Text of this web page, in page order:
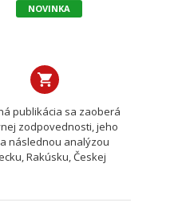
NOVINKA
publikácia sa zaoberá
zodpovednosti, jeho
následnou analýzou
Rakúsku, Českej